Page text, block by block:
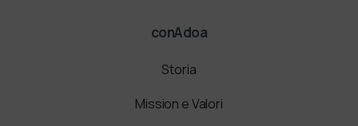
conAdoa
Storia
Mission e Valori